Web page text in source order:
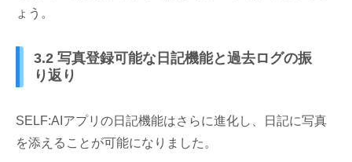
ょう。
3.2 写真登録可能な日記機能と過去ログの振
り返り
SELF:AIアプリの日記機能はさらに進化し、日記に写真
を添えることが可能になりました。